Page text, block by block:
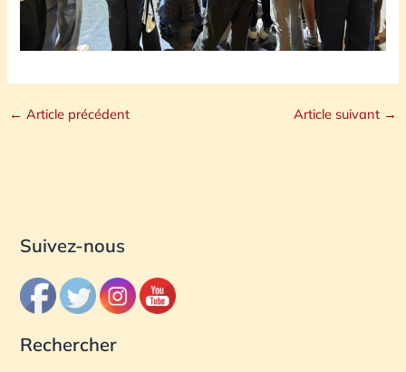
← Article précédent Article suivant →
Suivez-nous
Rechercher